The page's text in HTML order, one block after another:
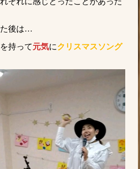
た後は…
持って元気にクリスマスソング